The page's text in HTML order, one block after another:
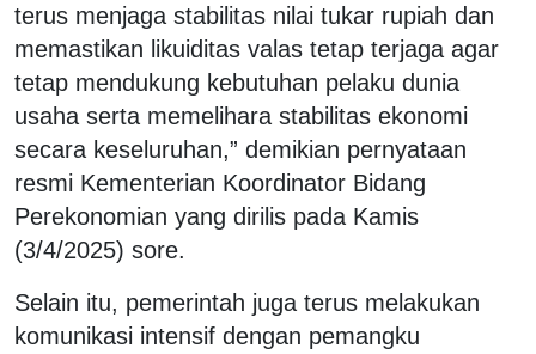
terus menjaga stabilitas nilai tukar rupiah dan
memastikan likuiditas valas tetap terjaga agar
tetap mendukung kebutuhan pelaku dunia
usaha serta memelihara stabilitas ekonomi
secara keseluruhan,” demikian pernyataan
resmi Kementerian Koordinator Bidang
Perekonomian yang dirilis pada Kamis
(3/4/2025) sore.
Selain itu, pemerintah juga terus melakukan
komunikasi intensif dengan pemangku